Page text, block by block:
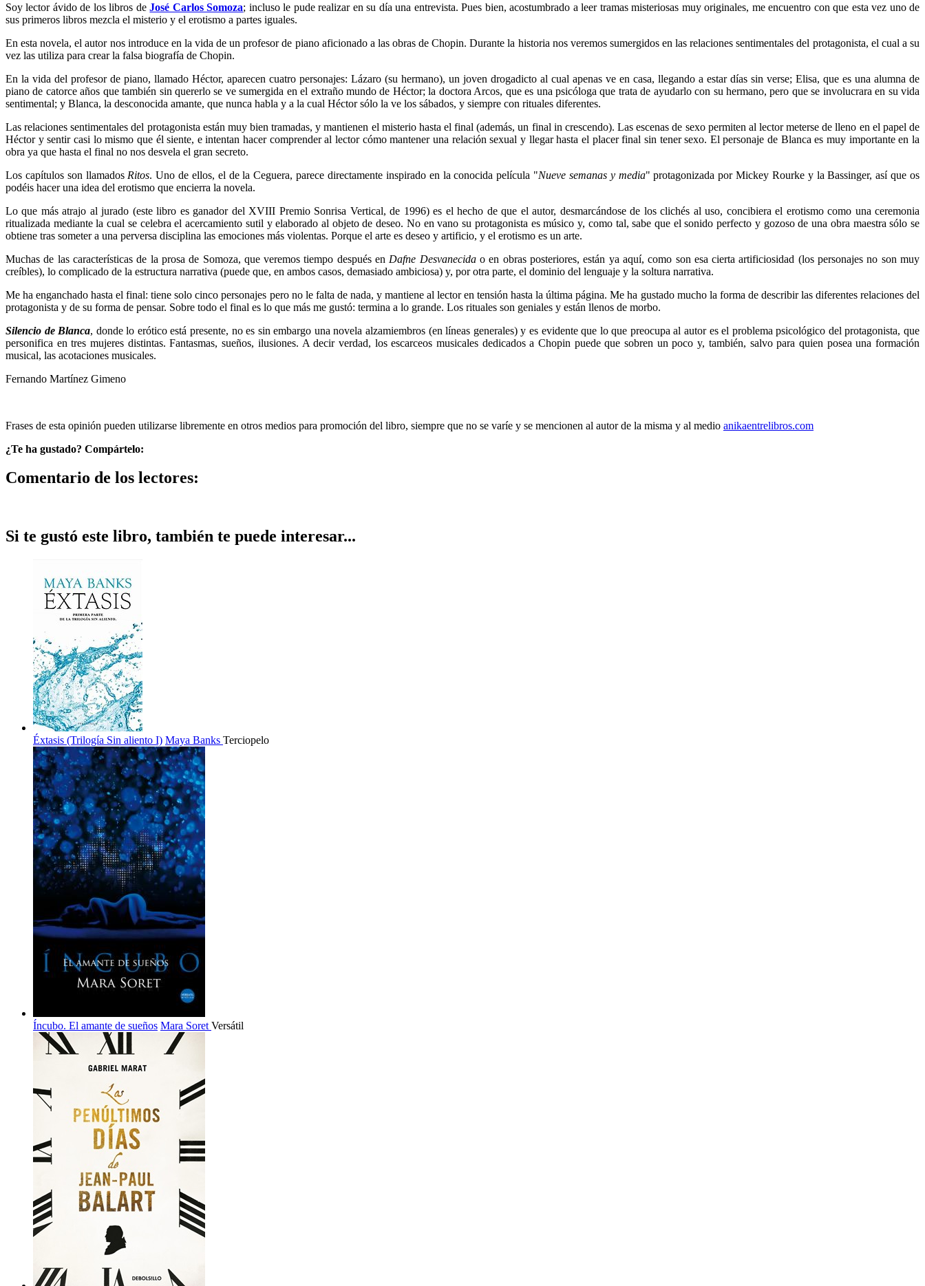
Soy lector ávido de los libros deJosé Carlos Somoza; incluso le pude realizar en su día una entrevista. Pues bien, acostumbrado a leer tramas misteriosas muy originales, me encuentro con que esta vez uno de
sus primeros libros mezcla el misterio y el erotismo a partes iguales.
En esta novela, el autor nos introduce en la vida de un profesor de piano aficionado a las obras de Chopin. Durante la historia nos veremos sumergidos en las relaciones sentimentales del protagonista, el cual a su
vez las utiliza para crear la falsa biografía de Chopin.
En la vida del profesor de piano, llamado Héctor, aparecen cuatro personajes: Lázaro (su hermano), un joven drogadicto al cual apenas ve en casa, llegando a estar días sin verse; Elisa, que es una alumna de
piano de catorce años que también sin quererlo se ve sumergida en el extraño mundo de Héctor; la doctora Arcos, que es una psicóloga que trata de ayudarlo con su hermano, pero que se involucrara en su vida
sentimental; y Blanca, la desconocida amante, que nunca habla y a la cual Héctor sólo la ve los sábados, y siempre con rituales diferentes.
Las relaciones sentimentales del protagonista están muy bien tramadas, y mantienen el misterio hasta el final (además, un final in crescendo). Las escenas de sexo permiten al lector meterse de lleno en el papel de
Héctor y sentir casi lo mismo que él siente, e intentan hacer comprender al lector cómo mantener una relación sexual y llegar hasta el placer final sin tener sexo. El personaje de Blanca es muy importante en la
obra ya que hasta el final no nos desvela el gran secreto.
Los capítulos son llamados Ritos. Uno de ellos, el de la Ceguera, parece directamente inspirado en la conocida película "Nueve semanas y media" protagonizada por Mickey Rourke y la Bassinger, así que os
podéis hacer una idea del erotismo que encierra la novela.
Lo que más atrajo al jurado (este libro es ganador del XVIII Premio Sonrisa Vertical, de 1996) es el hecho de que el autor, desmarcándose de los clichés al uso, concibiera el erotismo como una ceremonia
ritualizada mediante la cual se celebra el acercamiento sutil y elaborado al objeto de deseo. No en vano su protagonista es músico y, como tal, sabe que el sonido perfecto y gozoso de una obra maestra sólo se
obtiene tras someter a una perversa disciplina las emociones más violentas. Porque el arte es deseo y artificio, y el erotismo es un arte.
Muchas de las características de la prosa de Somoza, que veremos tiempo después en Dafne Desvanecidao en obras posteriores, están ya aquí, como son esa cierta artificiosidad (los personajes no son muy
creíbles), lo complicado de la estructura narrativa (puede que, en ambos casos, demasiado ambiciosa) y, por otra parte, el dominio del lenguaje y la soltura narrativa.
Me ha enganchado hasta el final: tiene solo cinco personajes pero no le falta de nada, y mantiene al lector en tensión hasta la última página. Me ha gustado mucho la forma de describir las diferentes relaciones del
protagonista y de su forma de pensar. Sobre todo el final es lo que más me gustó: termina a lo grande. Los rituales son geniales y están llenos de morbo.
Silencio de Blanca, donde lo erótico está presente, no es sin embargo una novela alzamiembros (en líneas generales) y es evidente que lo que preocupa al autor es el problema psicológico del protagonista, que
personifica en tres mujeres distintas. Fantasmas, sueños, ilusiones. A decir verdad, los escarceos musicales dedicados a Chopin puede que sobren un poco y, también, salvo para quien posea una formación
musical, las acotaciones musicales.
Fernando Martínez Gimeno
Frases de esta opinión pueden utilizarse libremente en otros medios para promoción del libro, siempre que no se varíe y se mencionen al autor de la misma y al medio anikaentrelibros.com
¿Te ha gustado? Compártelo:
Comentario de los lectores:
Si te gustó este libro, también te puede interesar...
Éxtasis (Trilogía Sin aliento I) Maya Banks Terciopelo
Íncubo. El amante de sueños Mara Soret Versátil